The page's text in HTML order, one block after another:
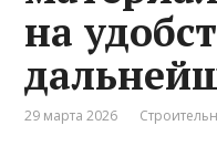
на
29 марта 2026